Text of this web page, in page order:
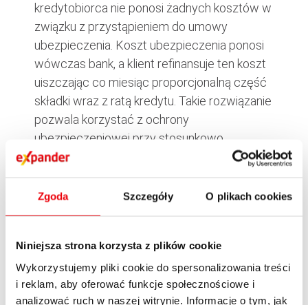
Zgoda Szczegóły O plikach cookies
Niniejsza strona korzysta z plików cookie
Wykorzystujemy pliki cookie do spersonalizowania treści
i reklam, aby oferować funkcje społecznościowe i
analizować ruch w naszej witrynie. Informacje o tym, jak
kredytobiorca nie ponosi żadnych kosztów w
związku z przystąpieniem do umowy
ubezpieczenia. Koszt ubezpieczenia ponosi
wówczas bank, a klient refinansuje ten koszt
uiszczając co miesiąc proporcjonalną część
składki wraz z ratą kredytu. Takie rozwiązanie
pozwala korzystać z ochrony
ubezpieczeniowej przy stosunkowo
nieznacznym obciążeniu budżetu – dla
kredytowania rata kredytu wzrośnie o 17
PLN. W przypadku, gdy o kredyt wnioskuje
zostają objęci wszyscy kredytobiorcy, płacąc
jedną składkę uzależnioną od kwoty kredytu i
korzystając ze świadczenia proporcjonalnie